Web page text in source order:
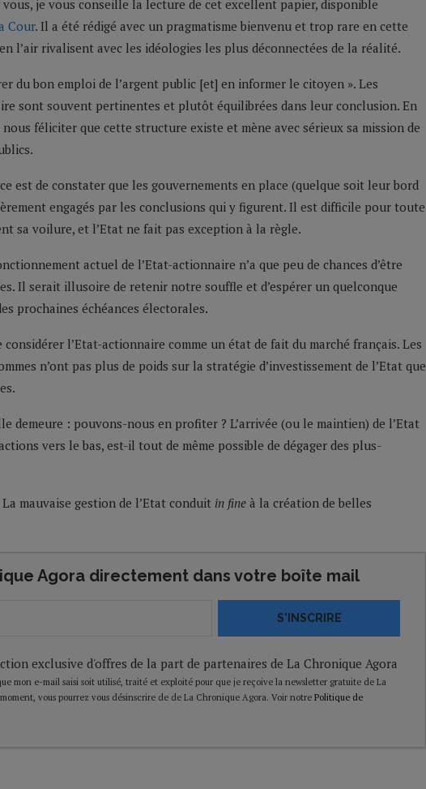
je vous conseille la lecture de cet excellent papier, disponible
Cour. Il a été rédigé avec un pragmatisme bienvenu et trop rare en cette
l’air rivalisent avec les idéologies les plus déconnectées de la réalité.
du bon emploi de l’argent public [et] en informer le citoyen ». Les
sont souvent pertinentes et plutôt équilibrées dans leur conclusion. En
féliciter que cette structure existe et mène avec sérieux sa mission de
est de constater que les gouvernements en place (quelque soit leur bord
engagés par les conclusions qui y figurent. Il est difficile pour toute
sa voilure, et l’Etat ne fait pas exception à la règle.
actuel de l’Etat-actionnaire n’a que peu de chances d’être
Il serait illusoire de retenir notre souffle et d’espérer un quelconque
prochaines échéances électorales.
l’Etat-actionnaire comme un état de fait du marché français. Les
n’ont pas plus de poids sur la stratégie d’investissement de l’Etat que
demeure : pouvons-nous en profiter ? L’arrivée (ou le maintien) de l’Etat
vers le bas, est-il tout de même possible de dégager des plus-
mauvaise gestion de l’Etat conduit in fine à la création de belles
Agora directement dans votre boîte mail
S'INSCRIRE
exclusive d'offres de la part de partenaires de La Chronique Agora
mon e-mail saisi soit utilisé, traité et exploité pour que je reçoive la newsletter gratuite de La
vous pourrez vous désinscrire de de La Chronique Agora. Voir notre Politique de